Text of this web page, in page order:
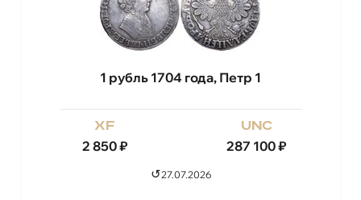
1 рубль 1704 года, Петр 1
xf
2 850₽
unc
287 100₽
↺27.07.2026